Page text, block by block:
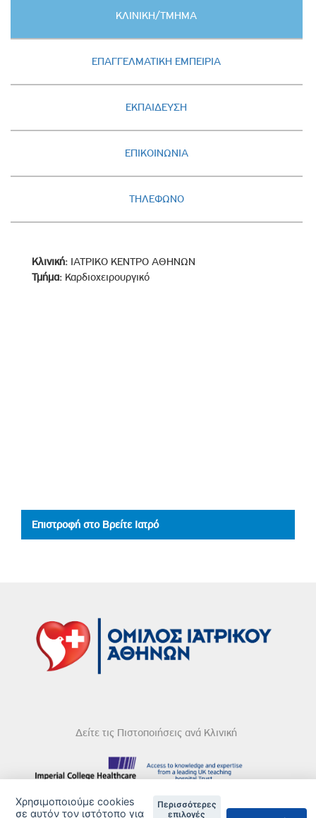
ΚΛΙΝΙΚΗ/ΤΜΗΜΑ
ΕΠΑΓΓΕΛΜΑΤΙΚΗ ΕΜΠΕΙΡΙΑ
ΕΚΠΑΙΔΕΥΣΗ
ΕΠΙΚΟΙΝΩΝΙΑ
ΤΗΛΕΦΩΝΟ
Κλινική: ΙΑΤΡΙΚΟ ΚΕΝΤΡΟ ΑΘΗΝΩΝ
Τμήμα: Καρδιοχειρουργικό
Επιστροφή στο Βρείτε Ιατρό
Δείτε τις Πιστοποιήσεις ανά Κλινική
DISCLAIMER
Χρησιμοποιούμε cookies
σε αυτόν τον ιστότοπο για
Περισσότερες
επιλογές